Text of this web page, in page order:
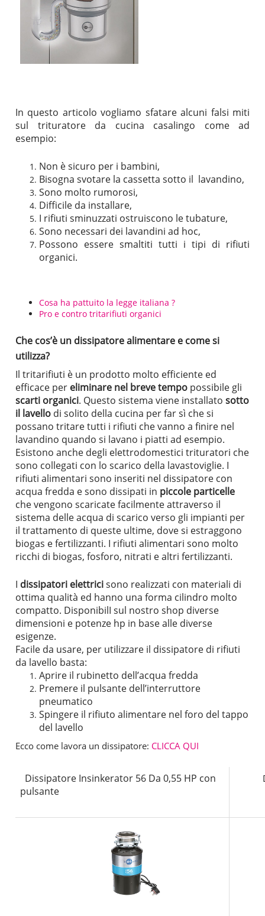
In questo articolo vogliamo sfatare alcuni falsi miti
sul trituratore da cucina casalingo come ad
esempio:
Non è sicuro per i bambini,
Bisogna svotare la cassetta sotto il lavandino,
Sono molto rumorosi,
Difficile da installare,
I rifiuti sminuzzati ostruiscono le tubature,
Sono necessari dei lavandini ad hoc,
Possono essere smaltiti tutti i tipi di rifiuti
organici.
Cosa ha pattuito la legge italiana ?
Pro e contro tritarifiuti organici
Che cos’è un dissipatore alimentare e come si
utilizza?
Il tritarifiuti è un prodotto molto efficiente ed
efficace per eliminare nel breve tempo possibile gli
scarti organici. Questo sistema viene installato sotto
il lavello di solito della cucina per far sì che si
possano tritare tutti i rifiuti che vanno a finire nel
lavandino quando si lavano i piatti ad esempio.
Esistono anche degli elettrodomestici trituratori che
sono collegati con lo scarico della lavastoviglie. I
rifiuti alimentari sono inseriti nel dissipatore con
acqua fredda e sono dissipati in piccole particelle
che vengono scaricate facilmente attraverso il
sistema delle acqua di scarico verso gli impianti per
il trattamento di queste ultime, dove si estraggono
biogas e fertilizzanti. I rifiuti alimentari sono molto
ricchi di biogas, fosforo, nitrati e altri fertilizzanti.
I dissipatori elettricisono realizzati con materiali di
ottima qualità ed hanno una forma cilindro molto
compatto. DisponibilI sul nostro shop diverse
dimensioni e potenze hp in base alle diverse
esigenze.
Facile da usare, per utilizzare il dissipatore di rifiuti
da lavello basta:
Aprire il rubinetto dell’acqua fredda
Premere il pulsante dell’interruttore
pneumatico
Spingere il rifiuto alimentare nel foro del tappo
del lavello
Ecco come lavora un dissipatore: CLICCA QUI
Dissipatore Insinkerator 56 Da 0,55 HP con
pulsante